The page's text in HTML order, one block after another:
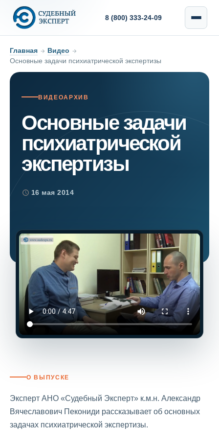
8 (800) 333-24-09
Главная → Видео →
Основные задачи психиатрической экспертизы
ВИДЕОАРХИВ
Основные задачи
психиатрической
экспертизы
16 мая 2014
О ВЫПУСКЕ
Эксперт АНО «Судебный Эксперт» к.м.н. Александр
Вячеславович Пекониди рассказывает об основных
задачах психиатрической экспертизы.